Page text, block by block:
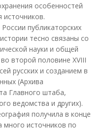
особенностей
источников.
публикаторских
тесно связаны со
науки и общей
второй половине XVIII
русских и созданием в
(Архива
Главного штаба,
ведомства и других).
получила в конце
много источников по